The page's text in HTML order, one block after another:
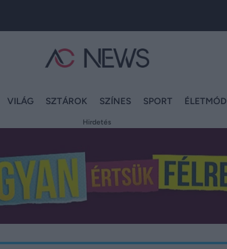
VILÁG SZTÁROK SZÍNES SPORT ÉLETMÓD
Hirdetés